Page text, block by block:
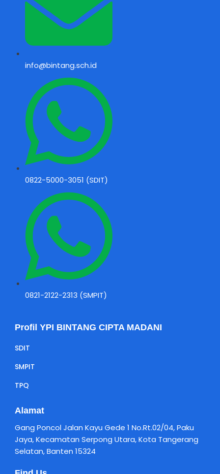
info@bintang.sch.id
0822-5000-3051 (SDIT)
0821-2122-2313 (SMPIT)
Profil YPI BINTANG CIPTA MADANI
SDIT
SMPIT
TPQ
Alamat
Gang Poncol Jalan Kayu Gede 1 No.Rt.02/04, Paku
Jaya, Kecamatan Serpong Utara, Kota Tangerang
Selatan, Banten 15324